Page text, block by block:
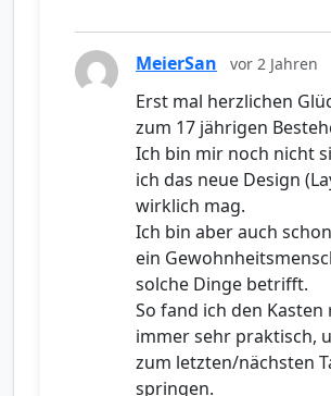
MeierSan vor 2 Jahren
Erst mal herzlichen
zum 17 jährigen
Ich bin mir noch nicht
ich das neue Design
wirklich mag.
Ich bin aber auch
ein
solche Dinge betrifft.
So fand ich den Kasten
immer sehr praktisch,
zum letzten/nächsten
springen.